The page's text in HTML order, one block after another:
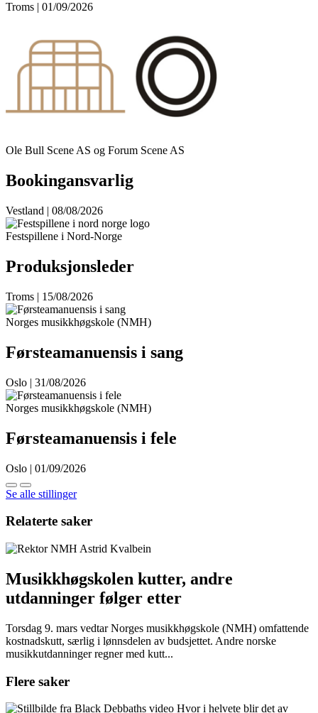
Troms | 01/09/2026
Ole Bull Scene AS og Forum Scene AS
Bookingansvarlig
Vestland | 08/08/2026
Festspillene i Nord-Norge
Produksjonsleder
Troms | 15/08/2026
Norges musikkhøgskole (NMH)
Førsteamanuensis i sang
Oslo | 31/08/2026
Norges musikkhøgskole (NMH)
Førsteamanuensis i fele
Oslo | 01/09/2026
Se alle stillinger
Relaterte saker
Musikkhøgskolen kutter, andre
utdanninger følger etter
Torsdag 9. mars vedtar Norges musikkhøgskole (NMH) omfattende
kostnadskutt, særlig i lønnsdelen av budsjettet. Andre norske
musikkutdanninger regner med kutt...
Flere saker